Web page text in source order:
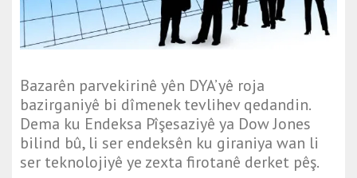
Bazarên parvekirinê yên DYA’yê roja
bazirganiyê bi dîmenek tevlihev qedandin.
Dema ku Endeksa Pîşesaziyê ya Dow Jones
bilind bû, li ser endeksên ku giraniya wan li
ser teknolojiyê ye zexta firotanê derket pêş.